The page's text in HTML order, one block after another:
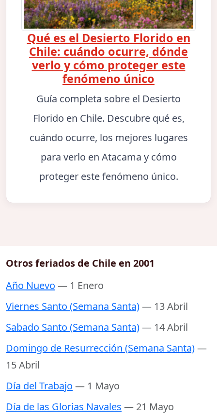
Qué es el Desierto Florido en
Chile: cuándo ocurre, dónde
verlo y cómo proteger este
fenómeno único
Guía completa sobre el Desierto
Florido en Chile. Descubre qué es,
cuándo ocurre, los mejores lugares
para verlo en Atacama y cómo
proteger este fenómeno único.
Otros feriados de Chile en 2001
Año Nuevo — 1 Enero
Viernes Santo (Semana Santa)— 13 Abril
Sabado Santo (Semana Santa)— 14 Abril
Domingo de Resurrección (Semana Santa)—
15 Abril
Día del Trabajo — 1 Mayo
Día de las Glorias Navales — 21 Mayo